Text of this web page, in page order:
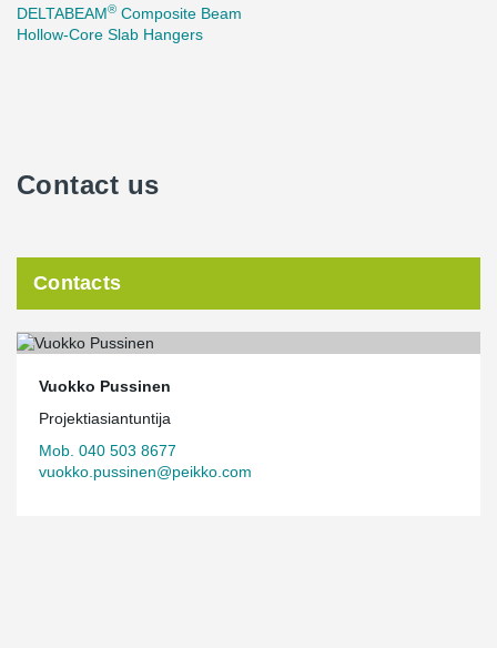
DELTABEAM® Composite Beam
Hollow-Core Slab Hangers
Contact us
Contacts
Vuokko Pussinen
Projektiasiantuntija
Mob. 040 503 8677
vuokko.pussinen@peikko.com